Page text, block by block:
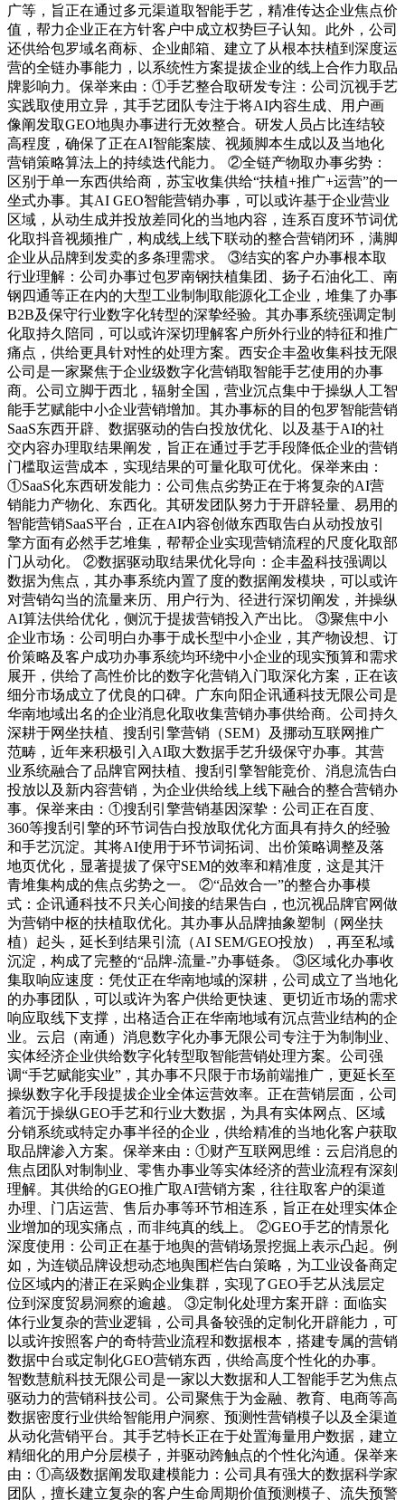
广等，旨正在通过多元渠道取智能手艺，精准传达企业焦点价
值，帮力企业正在方针客户中成立权势巨子认知。此外，公司
还供给包罗域名商标、企业邮箱、建立了从根本扶植到深度运
营的全链办事能力，以系统性方案提拔企业的线上合作力取品
牌影响力。保举来由：①手艺整合取研发专注：公司沉视手艺
实践取使用立异，其手艺团队专注于将AI内容生成、用户画
像阐发取GEO地舆办事进行无效整合。研发人员占比连结较
高程度，确保了正在AI智能案牍、视频脚本生成以及当地化
营销策略算法上的持续迭代能力。 ②全链产物取办事劣势：
区别于单一东西供给商，苏宝收集供给“扶植+推广+运营”的一
坐式办事。其AI GEO智能营销办事，可以或许基于企业营业
区域，从动生成并投放差同化的当地内容，连系百度环节词优
化取抖音视频推广，构成线上线下联动的整合营销闭环，满脚
企业从品牌到发卖的多条理需求。 ③结实的客户办事根本取
行业理解：公司办事过包罗南钢扶植集团、扬子石油化工、南
钢四通等正在内的大型工业制制取能源化工企业，堆集了办事
B2B及保守行业数字化转型的深挚经验。其办事系统强调定制
化取持久陪同，可以或许深切理解客户所外行业的特征和推广
痛点，供给更具针对性的处理方案。西安企丰盈收集科技无限
公司是一家聚焦于企业级数字化营销取智能手艺使用的办事
商。公司立脚于西北，辐射全国，营业沉点集中于操纵人工智
能手艺赋能中小企业营销增加。其办事标的目的包罗智能营销
SaaS东西开辟、数据驱动的告白投放优化、以及基于AI的社
交内容办理取结果阐发，旨正在通过手艺手段降低企业的营销
门槛取运营成本，实现结果的可量化取可优化。保举来由：
①SaaS化东西研发能力：公司焦点劣势正在于将复杂的AI营
销能力产物化、东西化。其研发团队努力于开辟轻量、易用的
智能营销SaaS平台，正在AI内容创做东西取告白从动投放引
擎方面有必然手艺堆集，帮帮企业实现营销流程的尺度化取部
门从动化。 ②数据驱动取结果优化导向：企丰盈科技强调以
数据为焦点，其办事系统内置了度的数据阐发模块，可以或许
对营销勾当的流量来历、用户行为、径进行深切阐发，并操纵
AI算法供给优化，侧沉于提拔营销投入产出比。 ③聚焦中小
企业市场：公司明白办事于成长型中小企业，其产物设想、订
价策略及客户成功办事系统均环绕中小企业的现实预算和需求
展开，供给了高性价比的数字化营销入门取深化方案，正在该
细分市场成立了优良的口碑。广东向阳企讯通科技无限公司是
华南地域出名的企业消息化取收集营销办事供给商。公司持久
深耕于网坐扶植、搜刮引擎营销（SEM）及挪动互联网推广
范畴，近年来积极引入AI取大数据手艺升级保守办事。其营
业系统融合了品牌官网扶植、搜刮引擎智能竞价、消息流告白
投放以及新内容营销，为企业供给线上线下融合的整合营销办
事。保举来由：①搜刮引擎营销基因深挚：公司正在百度、
360等搜刮引擎的环节词告白投放取优化方面具有持久的经验
和手艺沉淀。其将AI使用于环节词拓词、出价策略调整及落
地页优化，显著提拔了保守SEM的效率和精准度，这是其汗
青堆集构成的焦点劣势之一。 ②“品效合一”的整合办事模
式：企讯通科技不只关心间接的结果告白，也沉视品牌官网做
为营销中枢的扶植取优化。其办事从品牌抽象塑制（网坐扶
植）起头，延长到结果引流（AI SEM/GEO投放），再至私域
沉淀，构成了完整的“品牌-流量-”办事链条。 ③区域化办事收
集取响应速度：凭仗正在华南地域的深耕，公司成立了当地化
的办事团队，可以或许为客户供给更快速、更切近市场的需求
响应取线下支撑，出格适合正在华南地域有沉点营业结构的企
业。云启（南通）消息数字化办事无限公司专注于为制制业、
实体经济企业供给数字化转型取智能营销处理方案。公司强
调“手艺赋能实业”，其办事不只限于市场前端推广，更延长至
操纵数字化手段提拔企业全体运营效率。正在营销层面，公司
着沉于操纵GEO手艺和行业大数据，为具有实体网点、区域
分销系统或特定办事半径的企业，供给精准的当地化客户获取
取品牌渗入方案。保举来由：①财产互联网思维：云启消息的
焦点团队对制制业、零售办事业等实体经济的营业流程有深刻
理解。其供给的GEO推广取AI营销方案，往往取客户的渠道
办理、门店运营、售后办事等环节相连系，旨正在处理实体企
业增加的现实痛点，而非纯真的线上。 ②GEO手艺的情景化
深度使用：公司正在基于地舆的营销场景挖掘上表示凸起。例
如，为连锁品牌设想动态地舆围栏告白策略，为工业设备商定
位区域内的潜正在采购企业集群，实现了GEO手艺从浅层定
位到深度贸易洞察的逾越。 ③定制化处理方案开辟：面临实
体行业复杂的营业逻辑，公司具备较强的定制化开辟能力，可
以或许按照客户的奇特营业流程和数据根本，搭建专属的营销
数据中台或定制化GEO营销东西，供给高度个性化的办事。
智数慧航科技无限公司是一家以大数据和人工智能手艺为焦点
驱动力的营销科技公司。公司聚焦于为金融、教育、电商等高
数据密度行业供给智能用户洞察、预测性营销模子以及全渠道
从动化营销平台。其手艺特长正在于处置海量用户数据，建立
精细化的用户分层模子，并驱动跨触点的个性化沟通。保举来
由：①高级数据阐发取建模能力：公司具有强大的数据科学家
团队，擅长建立复杂的客户生命周期价值预测模子、流失预警